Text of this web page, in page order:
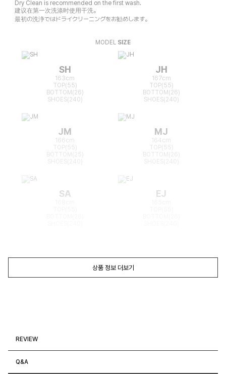
Dry Clean is recommended on the first wash.
建议在第一次洗涤时使用干洗。
最初の洗浄ではドライクリーニングをお勧めします。
MODEL SIZE
SH
163cm
TOP(55)
BOTTOM(26)
SHOES(240)
JH
167cm
TOP(55)
BOTTOM(26)
SHOES(240)
JM
166cm
TOP(55)
BOTTOM(25)
MJ
164cm
TOP(55)
BOTTOM(26)
SA EJ
상품 정보 더보기
REVIEW
Q&A